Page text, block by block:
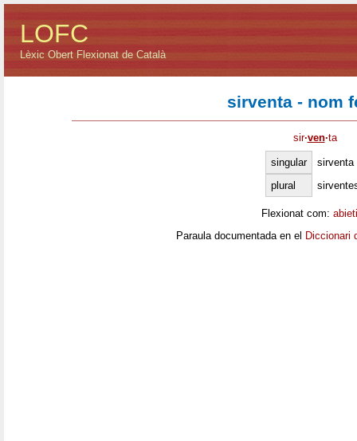
LOFC
Lèxic Obert Flexionat de Català
sirventa - nom
sir·ven·ta
singular
sirventa
plural
Flexionat com:
Paraula documentada en el Diccionari